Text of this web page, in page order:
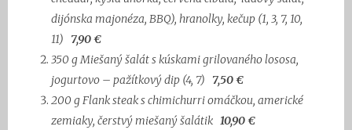
dijónska majonéza, BBQ), hranolky, kečup (1, 3, 7, 10,
11)
7,90 €
350 gMiešaný šalát s kúskami grilovaného lososa,
jogurtovo – pažítkový dip (4, 7)
7,50 €
200 gFlank steak s chimichurri omáčkou, americké
zemiaky, čerstvý miešaný šalátik 10,90 €